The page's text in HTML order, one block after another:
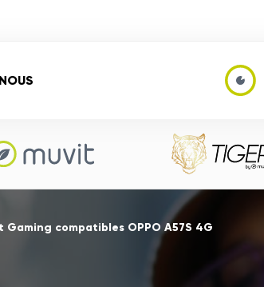
Gaming compatibles OPPO A57S 4G